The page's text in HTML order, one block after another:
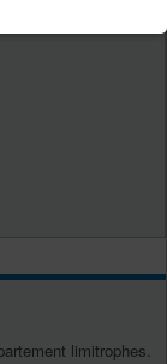
limitrophes.